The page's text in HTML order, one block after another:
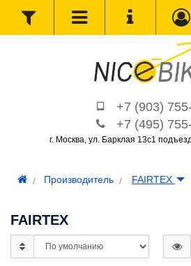
+7 (903)
+7 (495)
г. Москва, ул. Барклая 13с1
Производитель FAIRTEX
FAIRTEX